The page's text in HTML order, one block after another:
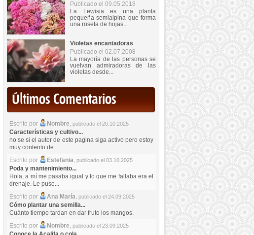
Publicado el 09.05.2018
La Lewisia es una planta
pequeña semialpina que forma
una roseta de hojas...
Violetas encantadoras
Publicado el 02.07.2008
La mayoría de las personas se
vuelvan admiradoras de las
violetas desde...
Últimos Comentarios
Escrito por Nombre, publicado el 20.10.2025
Características y cultivo...
no se si el autor de este pagina siga activo pero estoy
muy contento de...
Escrito por
Estefania, publicado el 03.10.2025
Poda y mantenimiento...
Hola, a mí me pasaba igual y lo que me fallaba era el
drenaje. Le puse...
Escrito por
Ana María, publicado el 24.09.2025
Cómo plantar una semilla...
Cuánto tiempo tardan en dar fruto los mangos.
Escrito por
Nombre, publicado el 23.09.2025